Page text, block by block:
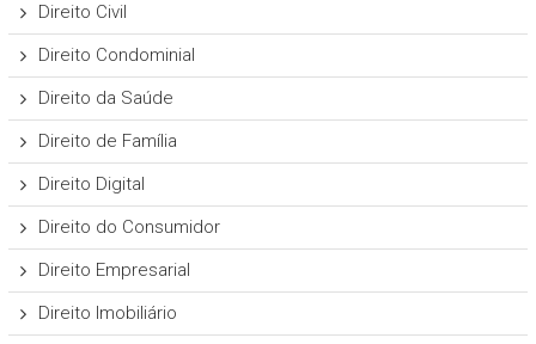
Direito Civil
Direito Condominial
Direito da Saúde
Direito de Família
Direito Digital
Direito do Consumidor
Direito Empresarial
Direito Imobiliário